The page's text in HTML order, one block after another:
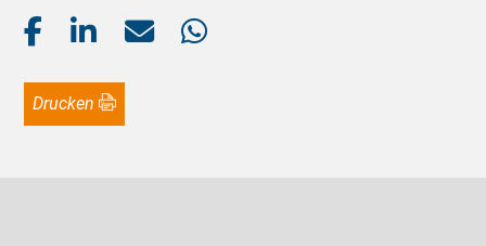
Drucken